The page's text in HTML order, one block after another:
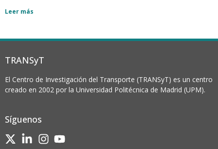
Leer más
TRANSyT
El Centro de Investigación del Transporte (TRANSyT) es un centro
creado en 2002 por la Universidad Politécnica de Madrid (UPM).
Síguenos